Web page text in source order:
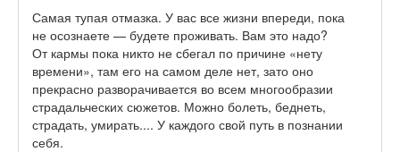
Самая тупая отмазка. У вас все жизни впереди, пока
не осознаете — будете проживать. Вам это надо?
От кармы пока никто не сбегал по причине «нету
времени», там его на самом деле нет, зато оно
прекрасно разворачивается во всем многообразии
страдальческих сюжетов. Можно болеть, беднеть,
страдать, умирать.... У каждого свой путь в познании
себя.